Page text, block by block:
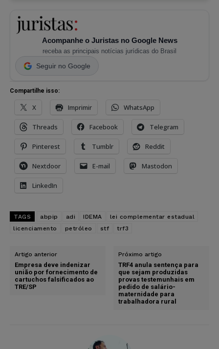
Acompanhe o Juristas no Google News
receba as principais notícias jurídicas do Brasil
Seguir no Google
Compartilhe isso:
X Imprimir WhatsApp
Threads Facebook Telegram
Pinterest Tumblr Reddit
Nextdoor E-mail Mastodon
LinkedIn
TAGS abpip adi IDEMA
lei complementar estadual
licenciamento
petróleo stf trf3
Artigo anterior
Empresa deve indenizar
união por fornecimento de
cartuchos falsificados ao
TRE/SP
Próximo artigo
TRF4 anula sentença para
que sejam produzidas
provas testemunhais em
pedido de salário-
maternidade para
trabalhadora rural